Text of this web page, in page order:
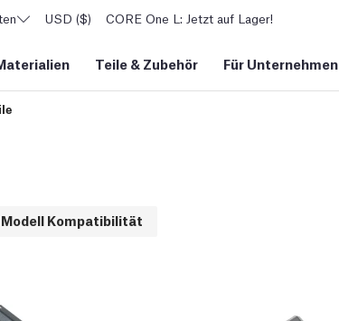
USD ($) CORE One L: Jetzt auf Lager!
Teile & Zubehör Für Unternehmen
Modell Kompatibilität